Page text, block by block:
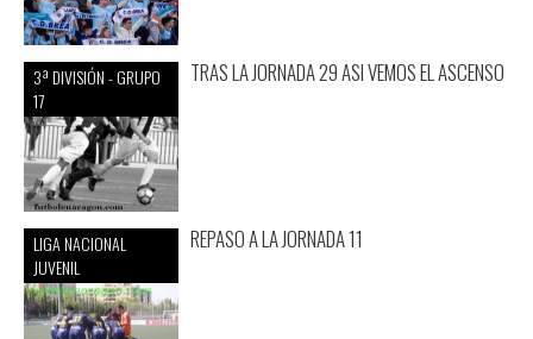
3ª DIVISIÓN - GRUPO
17
TRAS LA JORNADA 29 ASI VEMOS EL ASCENSO
LIGA NACIONAL
JUVENIL
REPASO A LA JORNADA 11